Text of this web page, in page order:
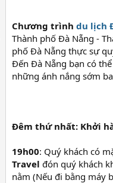
Chương trình du lịch
Thành phố Đà Nẵng -
phố Đà Nẵng thực sự
Đến Đà Nẵng bạn có
những ánh nắng sớm
Đêm thứ nhất: Khởi
19h00: Quý khách có
Travel đón quý khách
nằm (Nếu đi bằng máy